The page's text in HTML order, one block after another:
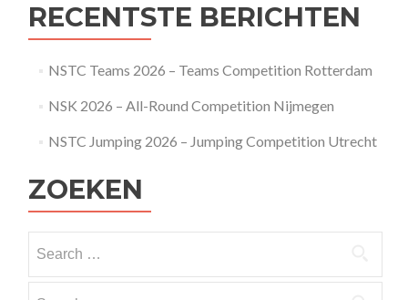
RECENTSTE BERICHTEN
NSTC Teams 2026 – Teams Competition Rotterdam
NSK 2026 – All-Round Competition Nijmegen
NSTC Jumping 2026 – Jumping Competition Utrecht
ZOEKEN
for: